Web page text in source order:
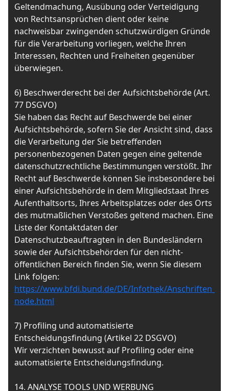
Geltendmachung, Ausübung oder Verteidigung
von Rechtsansprüchen dient oder keine
nachweisbar zwingenden schutzwürdigen Gründe
für die Verarbeitung vorliegen, welche Ihren
Interessen, Rechten und Freiheiten gegenüber
überwiegen.
6) Beschwerderecht bei der Aufsichtsbehörde (Art.
77 DSGVO)
Sie haben das Recht auf Beschwerde bei einer
Aufsichtsbehörde, sofern Sie der Ansicht sind, dass
die Verarbeitung der Sie betreffenden
personenbezogenen Daten gegen eine geltende
datenschutzrechtliche Bestimmungen verstößt. Ihr
Recht auf Beschwerde können Sie insbesondere bei
einer Aufsichtsbehörde in dem Mitgliedstaat Ihres
Aufenthaltsorts, Ihres Arbeitsplatzes oder des Orts
des mutmaßlichen Verstoßes geltend machen. Eine
Liste der Kontaktdaten der
Datenschutzbeauftragten in den Bundesländern
sowie der Aufsichtsbehörden für den nicht-
öffentlichen Bereich finden Sie, wenn Sie diesem
Link folgen:
https://www.bfdi.bund.de/DE/Infothek/
node.html
7) Profiling und automatisierte
Entscheidungsfindung (Artikel 22 DSGVO)
Wir verzichten bewusst auf Profiling oder eine
automatisierte Entscheidungsfindung.
14. ANALYSE TOOLS UND WERBUNG